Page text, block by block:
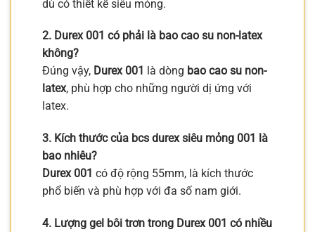
dù có thiết kế siêu mỏng.
2. Durex 001 có phải là bao cao su non-latex
không?
Đúng vậy, Durex 001 là dòng bao cao su non-
latex, phù hợp cho những người dị ứng với
latex.
3. Kích thước của bcs durex siêu mỏng 001 là
bao nhiêu?
Durex 001 có độ rộng 55mm, là kích thước
phổ biến và phù hợp với đa số nam giới.
4. Lượng gel bôi trơn trong Durex 001 có nhiều